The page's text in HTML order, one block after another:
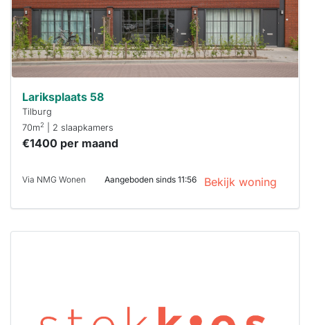
je hierbij!
Lariksplaats 58
Tilburg
70m2 | 2 slaapkamers
€1400 per maand
Via NMG Wonen Aangeboden sinds 11:56 Bekijk woning
binnen 15
minuten